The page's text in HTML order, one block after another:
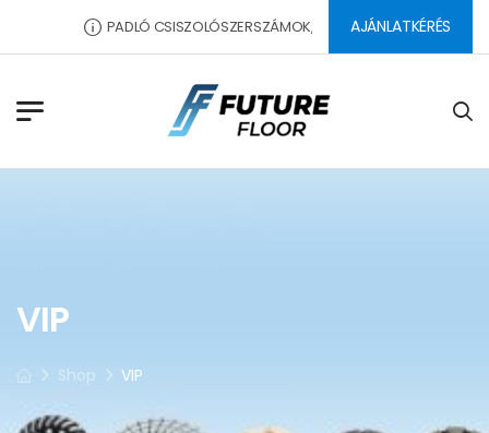
PADLÓ CSISZOLÓSZERSZÁMOK, SEGÉDANYAGOK,
AJÁNLATKÉRÉS
VIP
Shop VIP